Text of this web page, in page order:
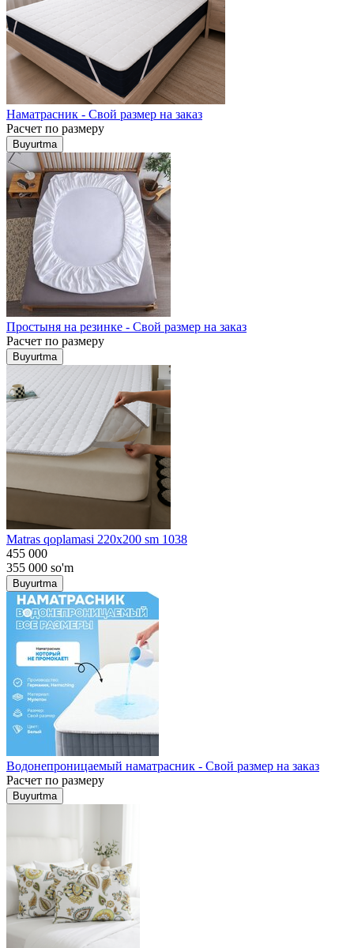
Наматрасник - Свой размер на заказ
Расчет по размеру
Buyurtma
Простыня на резинке - Свой размер на заказ
Расчет по размеру
Buyurtma
Matras qoplamasi 220x200 sm 1038
455 000
355 000 so'm
Buyurtma
Водонепроницаемый наматрасник - Свой размер на заказ
Расчет по размеру
Buyurtma